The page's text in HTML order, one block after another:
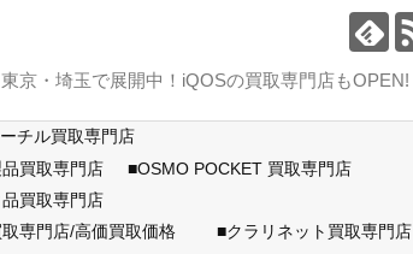
・埼玉で展開中！iQOSの買取専門店もOPEN!
チル買取専門店
買取専門店
■OSMO POCKET 買取専門店
品買取専門店
専門店/高価買取価格
■クラリネット買取専門店